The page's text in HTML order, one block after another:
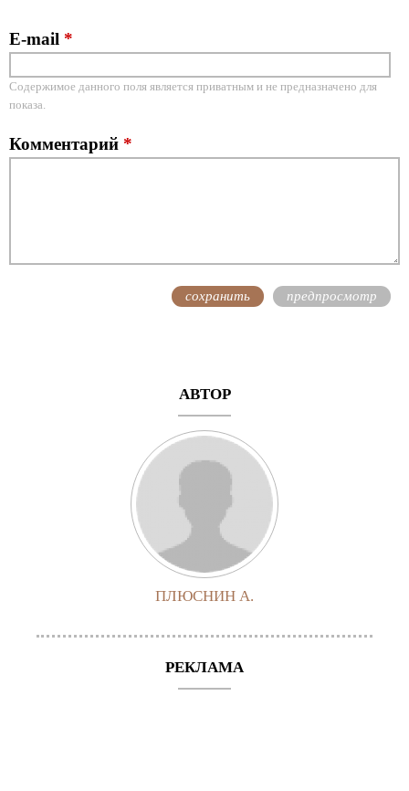
E-mail *
Содержимое данного поля является приватным и не предназначено для
показа.
Комментарий *
АВТОР
ПЛЮСНИН А.
РЕКЛАМА